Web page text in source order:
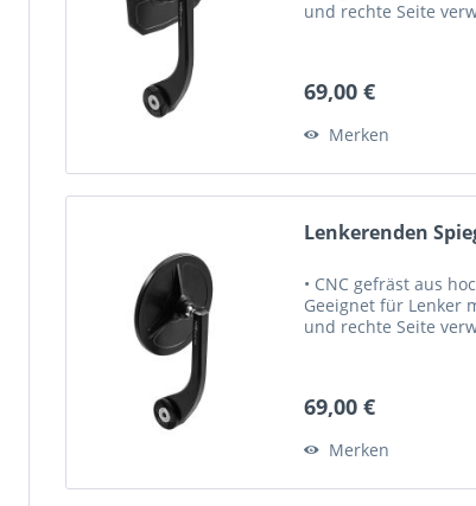
und rechte Seite
69,00 €
Merken
Lenkerenden
• CNC gefräst aus
Geeignet für Lenker
und rechte Seite
69,00 €
Merken